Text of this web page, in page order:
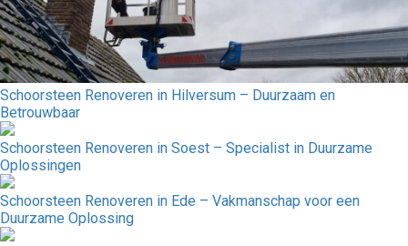
Schoorsteen Renoveren in Hilversum – Duurzaam en
Betrouwbaar
Schoorsteen Renoveren in Soest – Specialist in Duurzame
Oplossingen
Schoorsteen Renoveren in Ede – Vakmanschap voor een
Duurzame Oplossing